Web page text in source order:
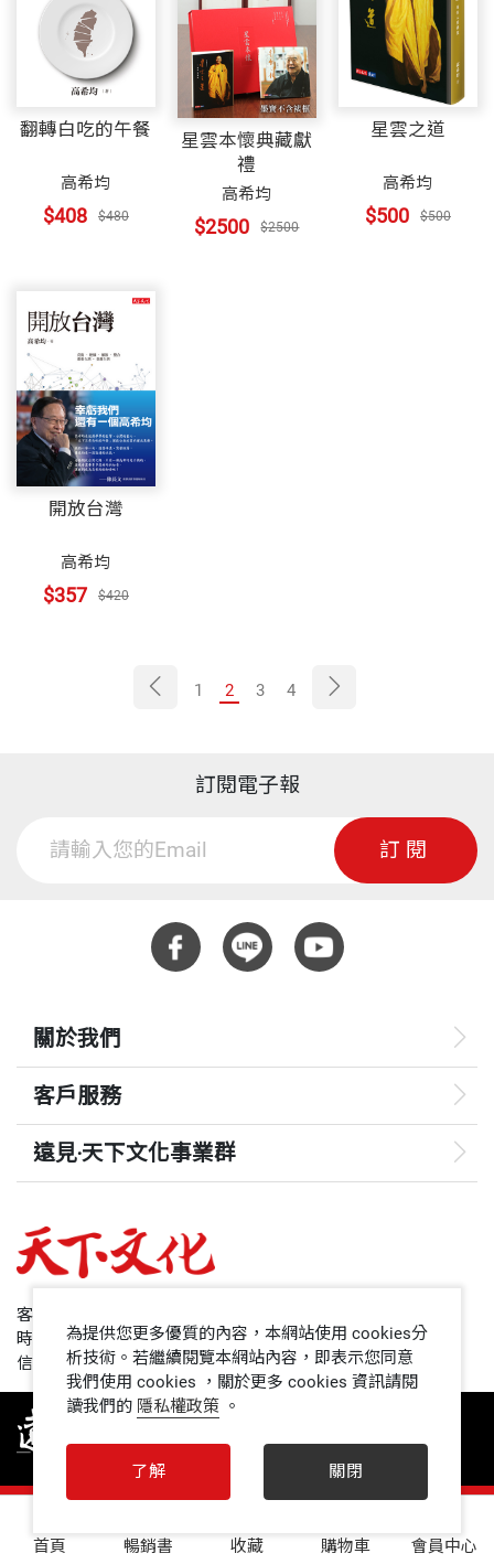
翻轉白吃的午餐
高希均
$408 $480
星雲本懷典藏獻
禮
高希均
$2500 $2500
星雲之道
高希均
$500 $500
開放台灣
高希均
$357 $420
1 2 3 4
訂閱電子報
訂閱
關於我們
客戶服務
遠見‧天下文化事業群
哈佛商業評論
領導影響力學院
1號課堂
客服專線：+886 2 2662-0012
時間：週一~週五9:00~12:30;13:30~17:00
信箱：service@cwgv.com.tw
為提供您更多優質的內容，本網站使用 cookies分
析技術。若繼續閱覽本網站內容，即表示您同意
我們使用 cookies ，關於更多 cookies 資訊請閱
讀我們的 隱私權政策 。
了解 關閉
首頁 暢銷書 收藏 購物車 會員中心